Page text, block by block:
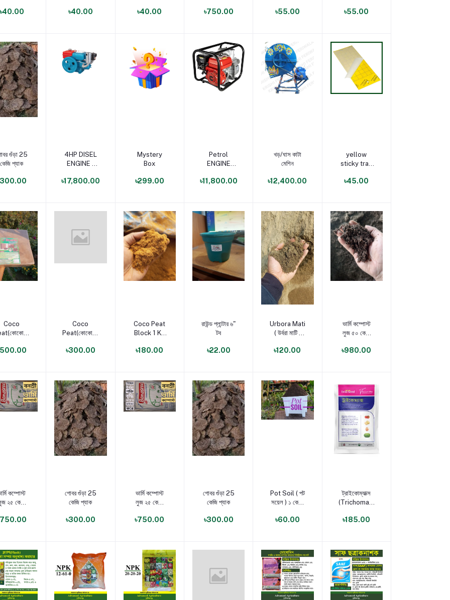
৳40.00 ৳40.00 ৳750.00 ৳55.00 ৳55.00
যোগ করুন
গুঁড়া 25
কেজি প্যাক
পণ্য যোগ করুন
4HP DISEL
ENGINE -
ORIGINAL
৳17,800.00
পণ্য যোগ করুন
Mystery
Box
৳299.00
পণ্য যোগ করুন
Petrol
ENGINE
৳11,800.00
পণ্য যোগ করুন
খড়/ঘাস কাটা
মেশিন
৳12,400.00
পণ্য যোগ করুন
yellow
sticky trap
৳45.00
যোগ করুন
Coco
size
পণ্য যোগ করুন
Coco
Peat(কোকোপিট)
size
৳300.00
পণ্য যোগ করুন
Coco Peat
Block 1 Kg
৳180.00
পণ্য যোগ করুন
রাউন্ড প্লান্টার ৬"
টব
৳22.00
পণ্য যোগ করুন
Urbora Mati
( উর্বরা মাটি )
৳120.00
পণ্য যোগ করুন
ভার্মি কম্পোস্ট
লুজ ৫০ কেজি
৳980.00
যোগ করুন
কম্পোস্ট
২৫ কেজি
পণ্য যোগ করুন
গোবর গুঁড়া 25
কেজি প্যাক
৳300.00
পণ্য যোগ করুন
ভার্মি কম্পোস্ট
লুজ ২৫ কেজি
৳750.00
পণ্য যোগ করুন
গোবর গুঁড়া 25
কেজি প্যাক
৳300.00
পণ্য যোগ করুন
Pot Soil ( পট
সয়েল ) ১ কেজি
৳60.00
পণ্য যোগ করুন
ট্রাইকোম্যাক্স
(Trichomax):
৳185.00